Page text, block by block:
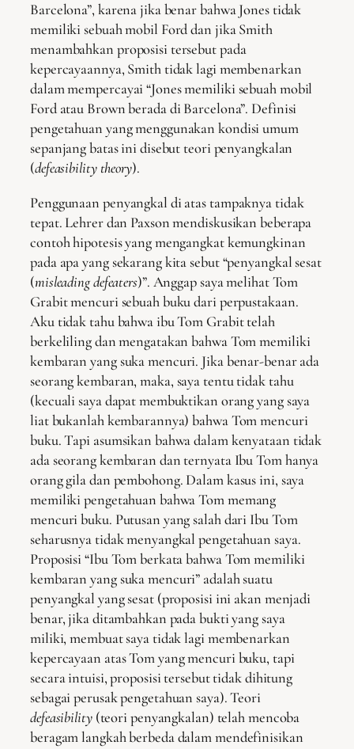
Barcelona”, karena jika benar bahwa Jones tidak
memiliki sebuah mobil Ford dan jika Smith
menambahkan proposisi tersebut pada
kepercayaannya, Smith tidak lagi membenarkan
dalam mempercayai “Jones memiliki sebuah mobil
Ford atau Brown berada di Barcelona”. Definisi
pengetahuan yang menggunakan kondisi umum
sepanjang batas ini disebut teori penyangkalan
(defeasibility theory).
Penggunaan penyangkal di atas tampaknya tidak
tepat. Lehrer dan Paxson mendiskusikan beberapa
contoh hipotesis yang mengangkat kemungkinan
pada apa yang sekarang kita sebut “penyangkal sesat
(misleading defeaters)”. Anggap saya melihat Tom
Grabit mencuri sebuah buku dari perpustakaan.
Aku tidak tahu bahwa ibu Tom Grabit telah
berkeliling dan mengatakan bahwa Tom memiliki
kembaran yang suka mencuri. Jika benar-benar ada
seorang kembaran, maka, saya tentu tidak tahu
(kecuali saya dapat membuktikan orang yang saya
liat bukanlah kembarannya) bahwa Tom mencuri
buku. Tapi asumsikan bahwa dalam kenyataan tidak
ada seorang kembaran dan ternyata Ibu Tom hanya
orang gila dan pembohong. Dalam kasus ini, saya
memiliki pengetahuan bahwa Tom memang
mencuri buku. Putusan yang salah dari Ibu Tom
seharusnya tidak menyangkal pengetahuan saya.
Proposisi “Ibu Tom berkata bahwa Tom memiliki
kembaran yang suka mencuri” adalah suatu
penyangkal yang sesat (proposisi ini akan menjadi
benar, jika ditambahkan pada bukti yang saya
miliki, membuat saya tidak lagi membenarkan
kepercayaan atas Tom yang mencuri buku, tapi
secara intuisi, proposisi tersebut tidak dihitung
sebagai perusak pengetahuan saya). Teori
defeasibility(teori penyangkalan) telah mencoba
beragam langkah berbeda dalam mendefinisikan